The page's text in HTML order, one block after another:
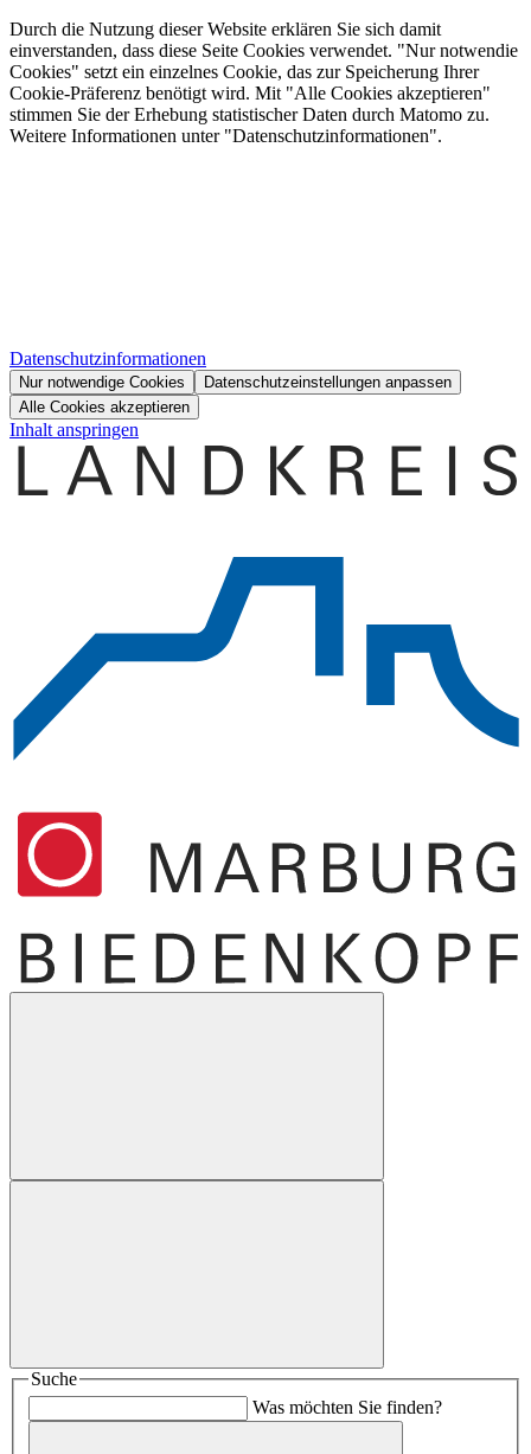
Durch die Nutzung dieser Website erklären Sie sich damit
einverstanden, dass diese Seite Cookies verwendet. "Nur notwendie
Cookies" setzt ein einzelnes Cookie, das zur Speicherung Ihrer
Cookie-Präferenz benötigt wird. Mit "Alle Cookies akzeptieren"
stimmen Sie der Erhebung statistischer Daten durch Matomo zu.
Weitere Informationen unter "Datenschutzinformationen".
Datenschutzinformationen
Nur notwendige Cookies
Datenschutzeinstellungen anpassen
Alle Cookies akzeptieren
Inhalt anspringen
Suche
Was möchten Sie finden?